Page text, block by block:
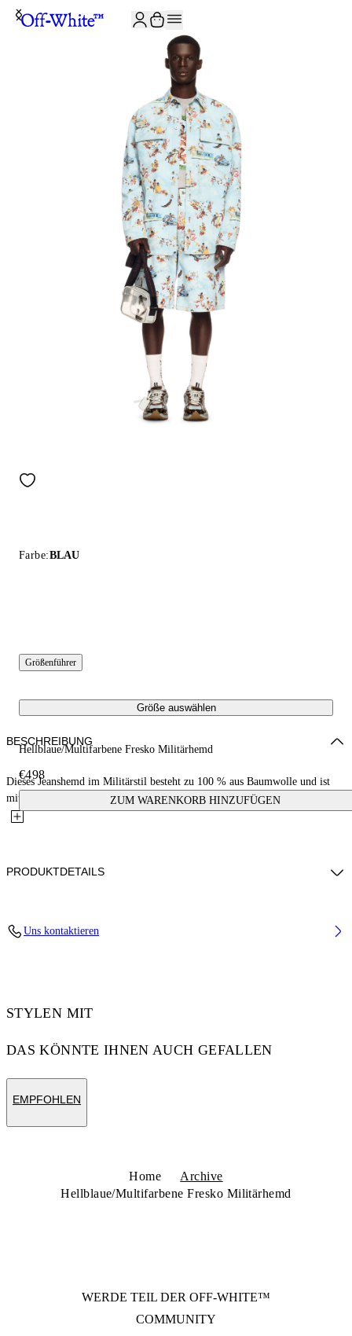
Farbe:BLAU
Größenführer
Größe auswählen
Hellblaue/Multifarbene Fresko Militärhemd
€498
ZUM WARENKORB HINZUFÜGEN
BESCHREIBUNG
Dieses Jeanshemd im Militärstil besteht zu 100 % aus Baumwolle und ist
mit einem auffälligen Allover-Fresko-Print verziert, der...
PRODUKTDETAILS
WAIST: 27“ (70 CM) HIPS: 35” (89 CM)
Uns kontaktieren
STYLEN MIT
DAS KÖNNTE IHNEN AUCH GEFALLEN
EMPFOHLEN
Home
Archive
Hellblaue/Multifarbene Fresko Militärhemd
WERDE TEIL DER OFF-WHITE™
COMMUNITY